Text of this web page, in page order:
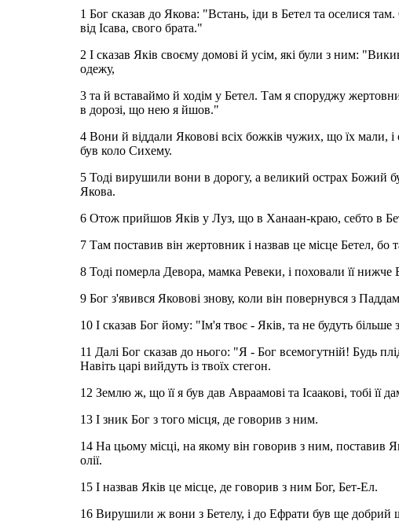
1 Бог сказав до Якова: "Встань, іди в Бетел та оселися
від Ісава, свого брата."
2 І сказав Яків своєму домові й усім, які були з ним:
одежу,
3 та й вставаймо й ходім у Бетел. Там я споруджу
в дорозі, що нею я йшов."
4 Вони й віддали Яковові всіх божків чужих, що їх мали, і
був коло Сихему.
5 Тоді вирушили вони в дорогу, а великий острах Божий
Якова.
6 Отож прийшов Яків у Луз, що в Ханаан-краю, себто в
7 Там поставив він жертовник і назвав це місце Бетел, бо
8 Тоді померла Девора, мамка Ревеки, і поховали її
9 Бог з'явився Яковові знову, коли він повернувся з
10 І сказав Бог йому: "Ім'я твоє - Яків, та не будуть більше
11 Далі Бог сказав до нього: "Я - Бог всемогутній! Будь
Навіть царі вийдуть із твоїх стегон.
12 Землю ж, що її я був дав Авраамові та Ісаакові, тобі її
13 І зник Бог з того місця, де говорив з ним.
14 На цьому місці, на якому він говорив з ним, поставив
олії.
15 І назвав Яків це місце, де говорив з ним Бог, Бет-Ел.
16 Вирушили ж вони з Бетелу, і до Ефрати був ще добрий